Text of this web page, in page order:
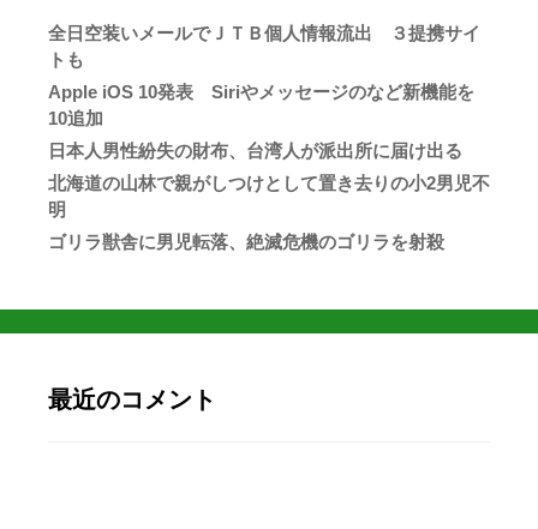
全日空装いメールでＪＴＢ個人情報流出 ３提携サイ
トも
Apple iOS 10発表 Siriやメッセージのなど新機能を
10追加
日本人男性紛失の財布、台湾人が派出所に届け出る
北海道の山林で親がしつけとして置き去りの小2男児不
明
ゴリラ獣舎に男児転落、絶滅危機のゴリラを射殺
最近のコメント